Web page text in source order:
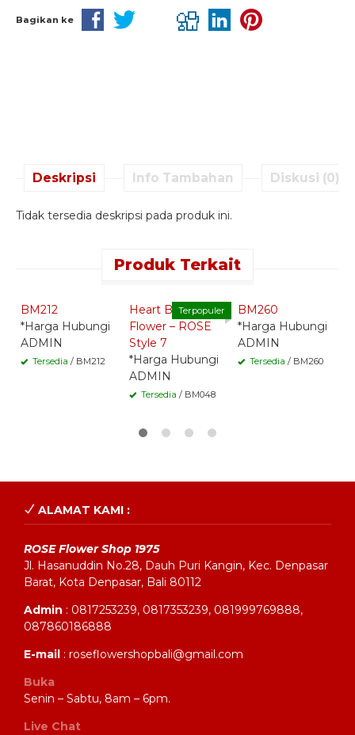
Bagikan ke
Deskripsi Info Tambahan Diskusi (0)
Tidak tersedia deskripsi pada produk ini.
Produk Terkait
BM212
*Harga Hubungi
ADMIN
Tersedia / BM212
Quick Order -
Terpopuler
Heart Bouquet
Flower – ROSE
Style 7
*Harga Hubungi
ADMIN
Tersedia / BM048
BM260
*Harga Hubungi
ADMIN
Tersedia / BM260
ALAMAT KAMI :
ROSE Flower Shop 1975
Jl. Hasanuddin No.28, Dauh Puri Kangin, Kec. Denpasar
Barat, Kota Denpasar, Bali 80112
Admin : 0817253239, 0817353239, 081999769888,
087860186888
E-mail : roseflowershopbali@gmail.com
Buka
Senin – Sabtu, 8am – 6pm.
Live Chat